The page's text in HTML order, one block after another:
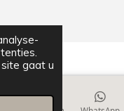
gaat u